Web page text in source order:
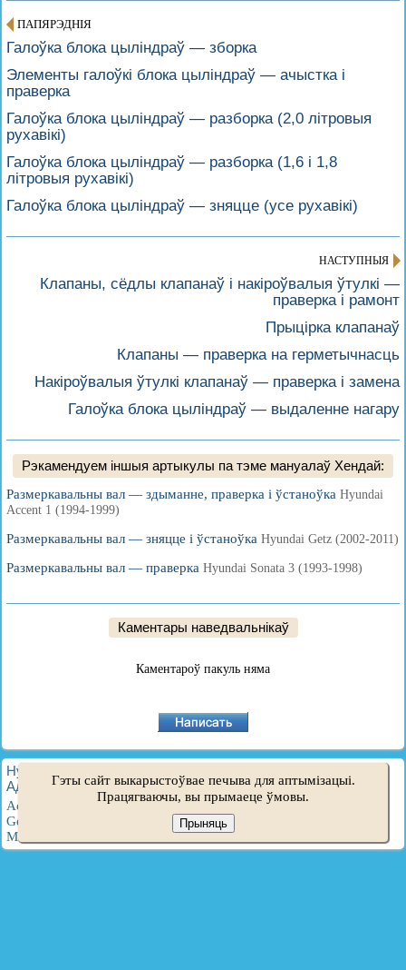
ПАПЯРЭДНІЯ
Галоўка блока цыліндраў — зборка
Элементы галоўкі блока цыліндраў — ачыстка і
праверка
Галоўка блока цыліндраў — разборка (2,0 літровыя
рухавікі)
Галоўка блока цыліндраў — разборка (1,6 і 1,8
літровыя рухавікі)
Галоўка блока цыліндраў — зняцце (усе рухавікі)
НАСТУПНЫЯ
Клапаны, сёдлы клапанаў і накіроўвалыя ўтулкі —
праверка і рамонт
Прыцірка клапанаў
Клапаны — праверка на герметычнасць
Накіроўвалыя ўтулкі клапанаў — праверка і замена
Галоўка блока цыліндраў — выдаленне нагару
Рэкамендуем іншыя артыкулы па тэме мануалаў Хендай:
Размеркавальны вал — здыманне, праверка і ўстаноўка Hyundai
Accent 1 (1994-1999)
Размеркавальны вал — зняцце і ўстаноўка Hyundai Getz (2002-2011)
Размеркавальны вал — праверка Hyundai Sonata 3 (1993-1998)
Каментары наведвальнікаў
Каментароў пакуль няма
HyundaiBook.ru © 2018-2026
Адміністрацыя· Пошук па сайце·Уладальнікам Hyundai
Accent 1 Accent 2·Accent 3 ·Elantra 1·Elantra 2·
Getz
Santa Fe 2·
Matrix
Гэты сайт выкарыстоўвае печыва для аптымізацыі.
Працягваючы, вы прымаеце ўмовы.
Прыняць